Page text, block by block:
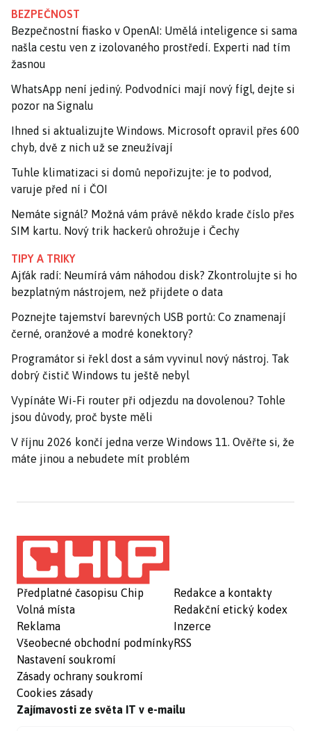
BEZPEČNOST
Bezpečnostní fiasko v OpenAI: Umělá inteligence si sama
našla cestu ven z izolovaného prostředí. Experti nad tím
žasnou
WhatsApp není jediný. Podvodníci mají nový fígl, dejte si
pozor na Signalu
Ihned si aktualizujte Windows. Microsoft opravil přes 600
chyb, dvě z nich už se zneužívají
Tuhle klimatizaci si domů nepořizujte: je to podvod,
varuje před ní i ČOI
Nemáte signál? Možná vám právě někdo krade číslo přes
SIM kartu. Nový trik hackerů ohrožuje i Čechy
TIPY A TRIKY
Ajťák radí: Neumírá vám náhodou disk? Zkontrolujte si ho
bezplatným nástrojem, než přijdete o data
Poznejte tajemství barevných USB portů: Co znamenají
černé, oranžové a modré konektory?
Programátor si řekl dost a sám vyvinul nový nástroj. Tak
dobrý čistič Windows tu ještě nebyl
Vypínáte Wi-Fi router při odjezdu na dovolenou? Tohle
jsou důvody, proč byste měli
V říjnu 2026 končí jedna verze Windows 11. Ověřte si, že
máte jinou a nebudete mít problém
Předplatné časopisu Chip
Volná místa
Reklama
Všeobecné obchodní podmínky
Nastavení soukromí
Zásady ochrany soukromí
Cookies zásady
Redakce a kontakty
Redakční etický kodex
Inzerce
RSS
Zajímavosti ze světa IT v e-mailu